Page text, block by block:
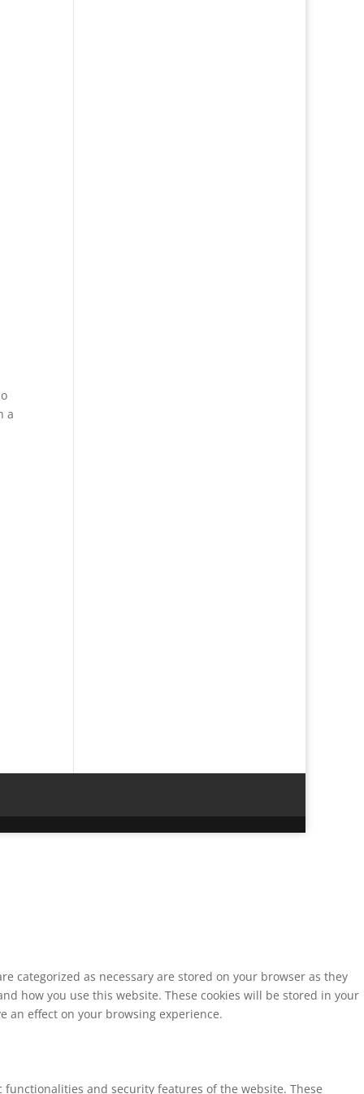
a
categorized as necessary are stored on your browser as they
how you use this website. These cookies will be stored in your
an effect on your browsing experience.
and security features of the website. These